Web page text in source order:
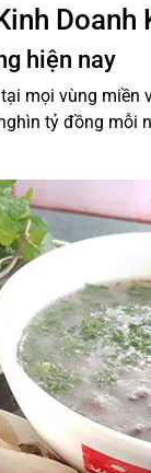
Doanh
hiện nay
mọi vùng miền
tỷ đồng mỗi